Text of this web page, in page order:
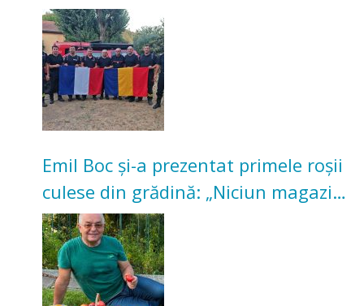
incendii de vegetație și pădure
Emil Boc și-a prezentat primele roșii
culese din grădină: „Niciun magazin
nu poate oferi această satisfacție”